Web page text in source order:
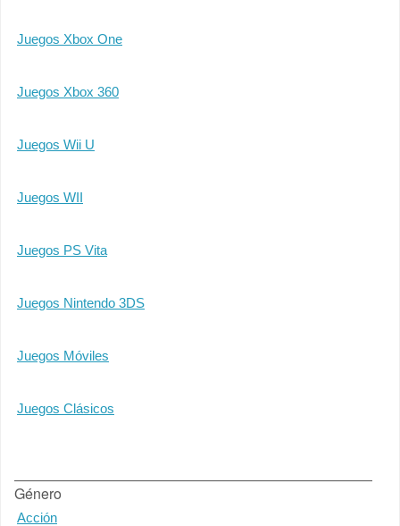
Juegos Xbox One
Juegos Xbox 360
Juegos Wii U
Juegos WII
Juegos PS Vita
Juegos Nintendo 3DS
Juegos Móviles
Juegos Clásicos
Género
Acción